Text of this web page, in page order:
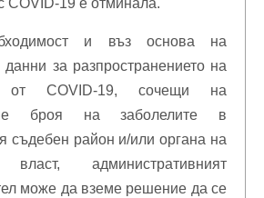
COVID-19 e отминала.
и въз основа на
данни за разпространението на
от COVID-19, сочещи на
броя на заболелитe в
съдебен район и/или органа на
административният
може да вземе решение да се